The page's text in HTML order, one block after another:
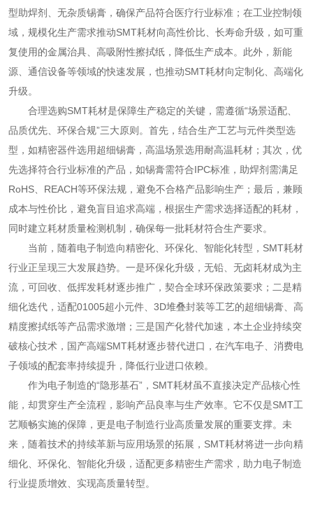
型助焊剂、无杂质锡膏，确保产品符合医疗行业标准；在工业控制领
域，规模化生产需求推动SMT耗材向高性价比、长寿命升级，如可重
复使用的金属治具、高吸附性擦拭纸，降低生产成本。此外，新能
源、通信设备等领域的快速发展，也推动SMT耗材向定制化、高端化
升级。
合理选购SMT耗材是保障生产稳定的关键，需遵循“场景适配、
品质优先、环保合规”三大原则。首先，结合生产工艺与元件类型选
型，如精密器件选用超细锡膏，高温场景选用耐高温耗材；其次，优
先选择符合行业标准的产品，如锡膏需符合IPC标准，助焊剂需满足
RoHS、REACH等环保法规，避免不合格产品影响生产；最后，兼顾
成本与性价比，避免盲目追求高端，根据生产需求选择适配的耗材，
同时建立耗材质量检测机制，确保每一批耗材符合生产要求。
当前，随着电子制造向精密化、环保化、智能化转型，SMT耗材
行业正呈现三大发展趋势。一是环保化升级，无铅、无卤耗材成为主
流，可回收、低挥发耗材逐步推广，契合全球环保政策要求；二是精
细化迭代，适配01005超小元件、3D堆叠封装等工艺的超细锡膏、高
精度擦拭纸等产品需求激增；三是国产化替代加速，本土企业持续突
破核心技术，国产高端SMT耗材逐步替代进口，在汽车电子、消费电
子领域的配套率持续提升，降低行业进口依赖。
作为电子制造的“隐形基石”，SMT耗材虽不直接决定产品核心性
能，却贯穿生产全流程，影响产品良率与生产效率。它不仅是SMT工
艺顺畅实施的保障，更是电子制造行业高质量发展的重要支撑。未
来，随着技术的持续革新与应用场景的拓展，SMT耗材将进一步向精
细化、环保化、智能化升级，适配更多精密生产需求，助力电子制造
行业提质增效、实现高质量转型。